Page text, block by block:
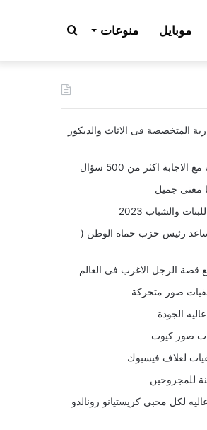
موبايل منوعات بحث
عن
المتخصصة فى الاثاث والديكور
اكثر من 500 سؤال
معنى جميل
والشباب 2023
رئيس حزب حماة الوطن (
الرجل الاغرب فى العالم
صور متحركة
الجودة
صور كيوت
لغلاف فيسبوك
للمجروحين
لكل محبي كريستيانو رونالدو